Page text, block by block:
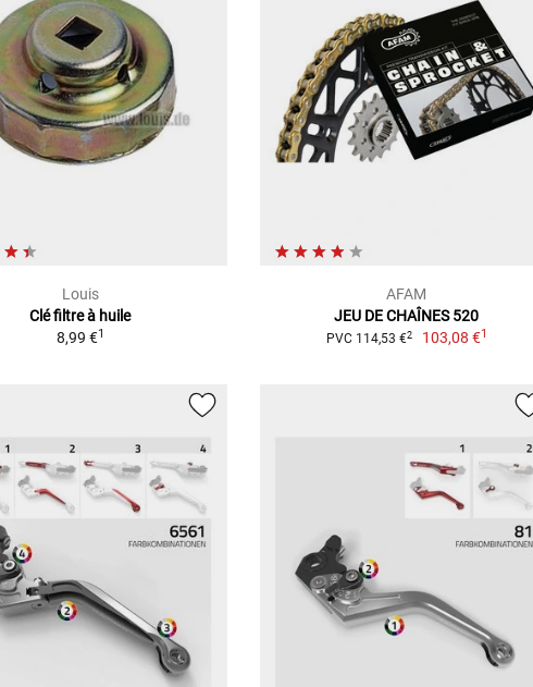
Louis
Clé filtre à huile
8,99 €1
AFAM
JEU DE CHAÎNES 520
PVC 114,53 €2 103,08 €1